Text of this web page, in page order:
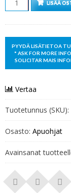
LISÄÄ
Vertaa
Tuotetunnus (SKU):
Osasto: Apuohjat
Avainsanat